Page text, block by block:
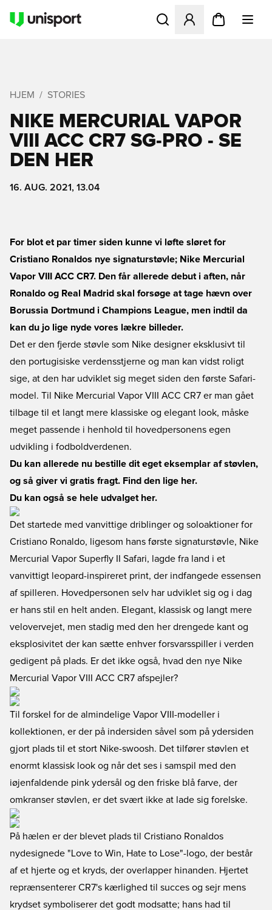
Åbner en Modal til at
HJEM STORIES
NIKE MERCURIAL VAPOR
VIII ACC CR7 SG-PRO - SE
DEN HER
16. AUG. 2021, 13.04
For blot et par timer siden kunne vi løfte sløret for
Cristiano Ronaldos nye signaturstøvle; Nike Mercurial
Vapor VIII ACC CR7. Den får allerede debut i aften, når
Ronaldo og Real Madrid skal forsøge at tage hævn over
Borussia Dortmund i Champions League, men indtil da
kan du jo lige nyde vores lækre billeder.
Det er den fjerde støvle som Nike designer eksklusivt til
den portugisiske verdensstjerne og man kan vidst roligt
sige, at den har udviklet sig meget siden den første Safari-
model. Til Nike Mercurial Vapor VIII ACC CR7 er man gået
tilbage til et langt mere klassiske og elegant look, måske
meget passende i henhold til hovedpersonens egen
udvikling i fodboldverdenen.
Du kan allerede nu bestille dit eget eksemplar af støvlen,
og så giver vi gratis fragt. Find den lige her.
Du kan også se hele udvalget her.
Det startede med vanvittige driblinger og soloaktioner for
Cristiano Ronaldo, ligesom hans første signaturstøvle, Nike
Mercurial Vapor Superfly II Safari, lagde fra land i et
vanvittigt leopard-inspireret print, der indfangede essensen
af spilleren. Hovedpersonen selv har udviklet sig og i dag
er hans stil en helt anden. Elegant, klassisk og langt mere
velovervejet, men stadig med den her drengede kant og
eksplosivitet der kan sætte enhver forsvarsspiller i verden
gedigent på plads. Er det ikke også, hvad den nye Nike
Mercurial Vapor VIII ACC CR7 afspejler?
Til forskel for de almindelige Vapor VIII-modeller i
kollektionen, er der på indersiden såvel som på ydersiden
gjort plads til et stort Nike-swoosh. Det tilfører støvlen et
enormt klassisk look og når det ses i samspil med den
iøjenfaldende pink ydersål og den friske blå farve, der
omkranser støvlen, er det svært ikke at lade sig forelske.
På hælen er der blevet plads til Cristiano Ronaldos
nydesignede "Love to Win, Hate to Lose"-logo, der består
af et hjerte og et kryds, der overlapper hinanden. Hjertet
reprænsenterer CR7's kærlighed til succes og sejr mens
krydset symboliserer det godt modsatte; hans had til